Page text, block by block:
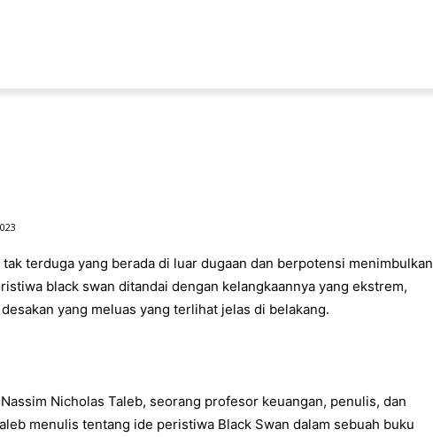
terduga yang berada di luar dugaan dan berpotensi menimbulkan
black swan ditandai dengan kelangkaannya yang ekstrem,
yang meluas yang terlihat jelas di belakang.
Nicholas Taleb, seorang profesor keuangan, penulis, dan
menulis tentang ide peristiwa Black Swan dalam sebuah buku